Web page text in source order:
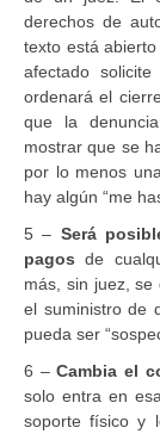
derechos de
texto está
afectado
ordenará el
que la
mostrar que se
por lo menos
hay algún “me
5 – Será
pagos de
más, sin juez,
el suministro de
pueda ser
6 –Cambia el
solo entra en
soporte físico y